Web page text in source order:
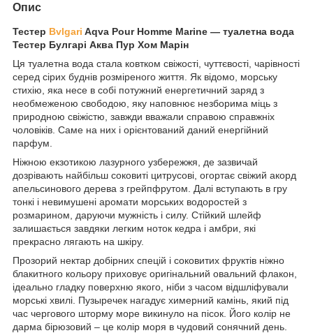
Опис
Тестер Bvlgari Aqva Pour Homme Marine ― туалетна вода
Тестер Булгарі Аква Пур Хом Марін
Ця туалетна вода стала ковтком свіжості, чуттєвості, чарівності
серед сірих буднів розміреного життя. Як відомо, морську
стихію, яка несе в собі потужний енергетичний заряд з
необмеженою свободою, яку наповнює незборима міць з
природною свіжістю, завжди вважали справою справжніх
чоловіків. Саме на них і орієнтований даний енергійний
парфум.
Ніжною екзотикою лазурного узбережжя, де зазвичай
дозрівають найбільш соковиті цитрусові, огортає свіжий акорд
апельсинового дерева з грейпфрутом. Далі вступають в гру
тонкі і невимушені аромати морських водоростей з
розмарином, даруючи мужність і силу. Стійкий шлейф
залишається завдяки легким ноток кедра і амбри, які
прекрасно лягають на шкіру.
Прозорий нектар добірних спецій і соковитих фруктів ніжно
блакитного кольору приховує оригінальний овальний флакон,
ідеально гладку поверхню якого, ніби з часом відшліфували
морські хвилі. Пузыречек нагадує химерний камінь, який під
час чергового шторму море викинуло на пісок. Його колір не
дарма бірюзовий – це колір моря в чудовий сонячний день.